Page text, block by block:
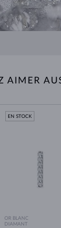
AIMER
OR BLANC
DIAMANT
EN STOCK